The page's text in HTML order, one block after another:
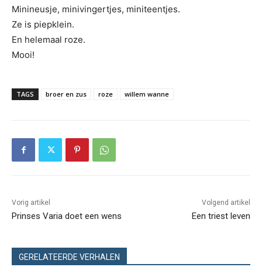
Minineusje, minivingertjes, miniteentjes.
Ze is piepklein.
En helemaal roze.
Mooi!
TAGS broer en zus roze willem wanne
Vorig artikel
Prinses Varia doet een wens
Volgend artikel
Een triest leven
GERELATEERDE VERHALEN